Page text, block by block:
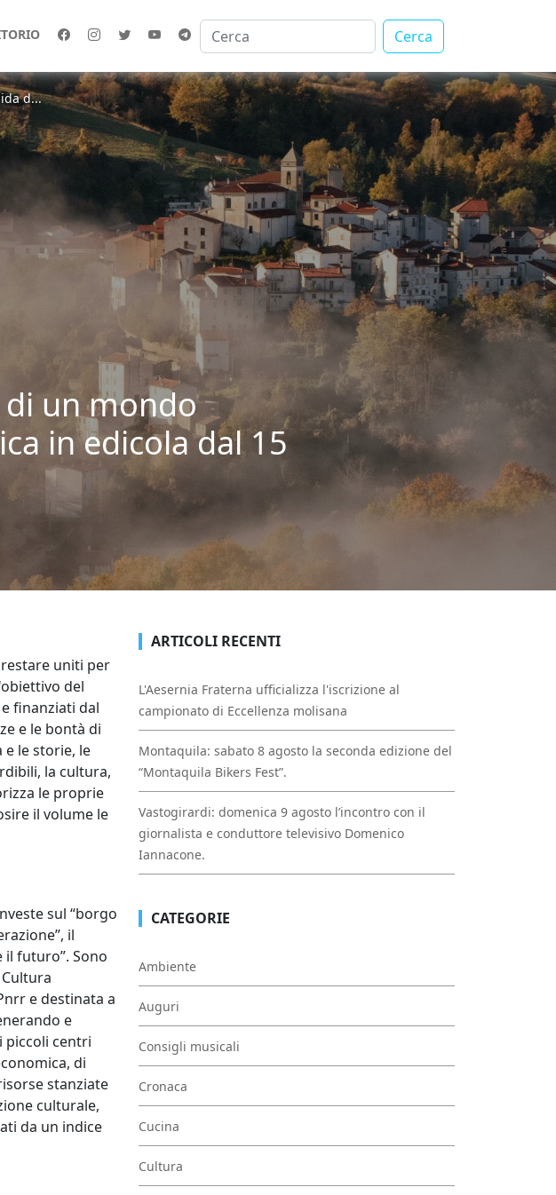
Cerca
d...
di un mondo
in edicola dal 15
uniti per
del
finanziati dal
e le bontà di
le storie, le
la cultura,
le proprie
il volume le
sul “borgo
il
il futuro”. Sono
e destinata a
e
piccoli centri
di
stanziate
culturale,
da un indice
ARTICOLI RECENTI
L'Aesernia Fraterna ufficializza l'iscrizione al
campionato di Eccellenza molisana
Montaquila: sabato 8 agosto la seconda edizione del
“Montaquila Bikers Fest”.
Vastogirardi: domenica 9 agosto l’incontro con il
giornalista e conduttore televisivo Domenico
Iannacone.
CATEGORIE
Ambiente
Auguri
Consigli musicali
Cronaca
Cucina
Cultura